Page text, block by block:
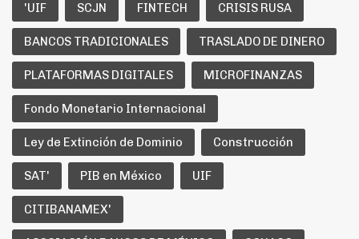
'UIF SCJN FINTECH CRISIS RUSA
BANCOS TRADICIONALES TRASLADO DE DINERO
PLATAFORMAS DIGITALES MICROFINANZAS
Fondo Monetario Internacional
Ley de Extinción de Dominio Construcción
SAT' PIB en México UIF
CITIBANAMEX'